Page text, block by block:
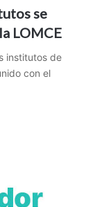
se
LOMCE
institutos de
con el